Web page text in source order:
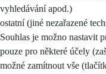
vyhledávání apod.)
ostatní (jiné nezařazené
Souhlas je možno nastavit
pouze pro některé účely
možné zamítnout vše